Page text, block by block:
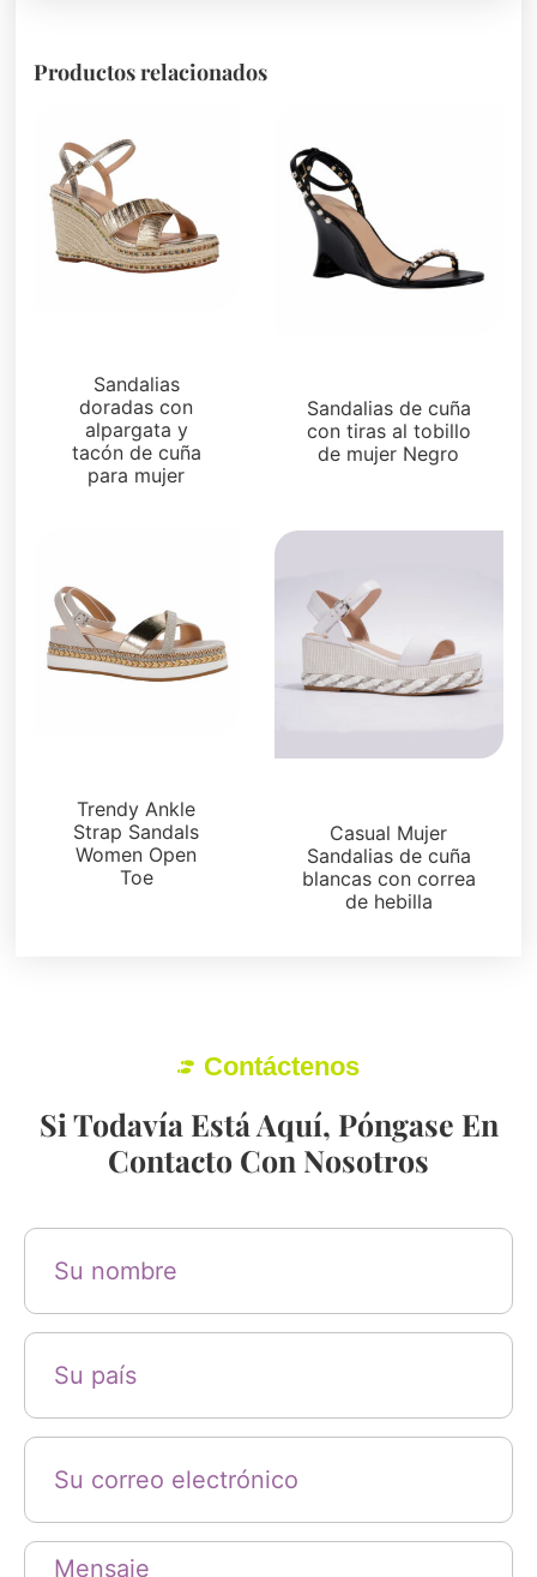
Productos relacionados
Sandalias
doradas con
alpargata y
tacón de cuña
para mujer
Sandalias de cuña
con tiras al tobillo
de mujer Negro
Trendy Ankle
Strap Sandals
Women Open
Toe
Casual Mujer
Sandalias de cuña
blancas con correa
de hebilla
Contáctenos
Si Todavía Está Aquí, Póngase En
Contacto Con Nosotros